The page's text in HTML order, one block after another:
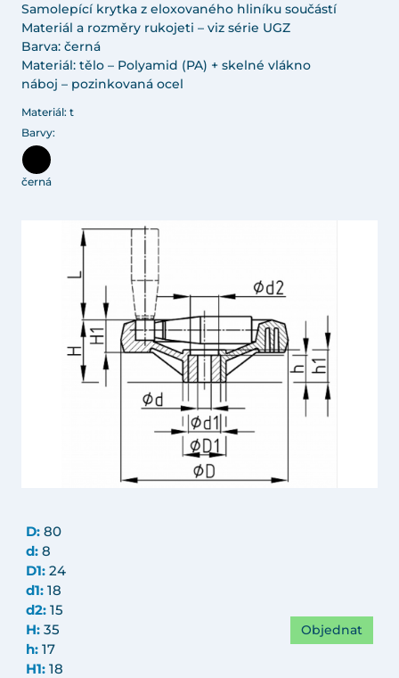
Samolepící krytka z eloxovaného hliníku součástí
Materiál a rozměry rukojeti – viz série UGZ
Barva: černá
Materiál: tělo – Polyamid (PA) + skelné vlákno
náboj – pozinkovaná ocel
Materiál: t
Barvy:
černá
D: 80
d: 8
D1: 24
d1: 18
d2: 15
H: 35
h: 17
H1: 18
Objednat